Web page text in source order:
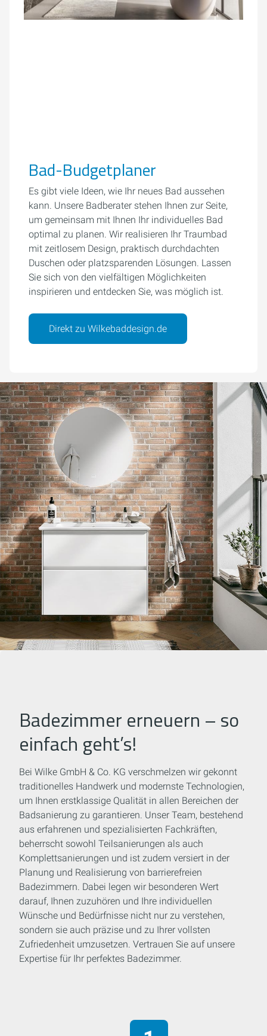
Bad-Budgetplaner
Es gibt viele Ideen, wie Ihr neues Bad aussehen
kann. Unsere Badberater stehen Ihnen zur Seite,
um gemeinsam mit Ihnen Ihr individuelles Bad
optimal zu planen. Wir realisieren Ihr Traumbad
mit zeitlosem Design, praktisch durchdachten
Duschen oder platzsparenden Lösungen. Lassen
Sie sich von den vielfältigen Möglichkeiten
inspirieren und entdecken Sie, was möglich ist.
Direkt zu Wilkebaddesign.de
Badezimmer erneuern – so
einfach geht’s!
Bei Wilke GmbH & Co. KG verschmelzen wir gekonnt
traditionelles Handwerk und modernste Technologien,
um Ihnen erstklassige Qualität in allen Bereichen der
Badsanierung zu garantieren. Unser Team, bestehend
aus erfahrenen und spezialisierten Fachkräften,
beherrscht sowohl Teilsanierungen als auch
Komplettsanierungen und ist zudem versiert in der
Planung und Realisierung von barrierefreien
Badezimmern. Dabei legen wir besonderen Wert
darauf, Ihnen zuzuhören und Ihre individuellen
Wünsche und Bedürfnisse nicht nur zu verstehen,
sondern sie auch präzise und zu Ihrer vollsten
Zufriedenheit umzusetzen. Vertrauen Sie auf unsere
Expertise für Ihr perfektes Badezimmer.